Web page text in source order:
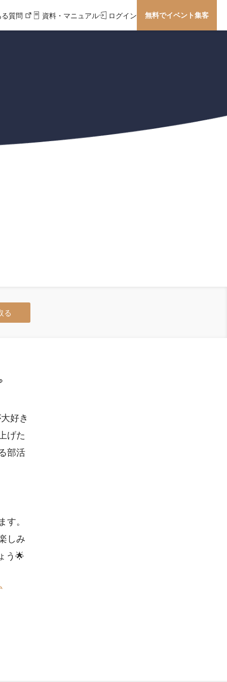
質問 資料・マニュアル ログイン 無料でイベント集客
る
好き
げた
部活
。
しみ
う🌟